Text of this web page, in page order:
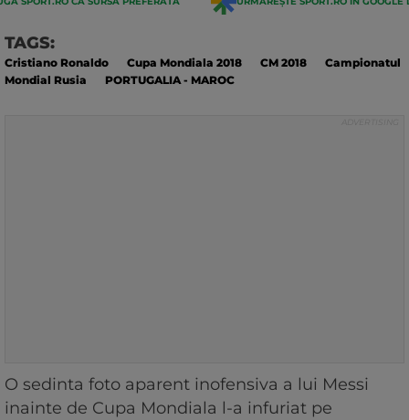
TAGS:
Cristiano Ronaldo Cupa Mondiala 2018 CM 2018
Campionatul
Mondial Rusia
PORTUGALIA - MAROC
O sedinta foto aparent inofensiva a lui Messi
inainte de Cupa Mondiala l-a infuriat pe